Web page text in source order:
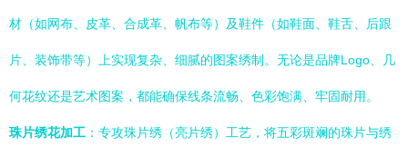
材（如网布、皮革、合成革、帆布等）及鞋件（如鞋面、鞋舌、后跟
片、装饰带等）上实现复杂、细腻的图案绣制。无论是品牌Logo、几
何花纹还是艺术图案，都能确保线条流畅、色彩饱满、牢固耐用。
珠片绣花加工 ：专攻珠片绣（亮片绣）工艺，将五彩斑斓的珠片与绣